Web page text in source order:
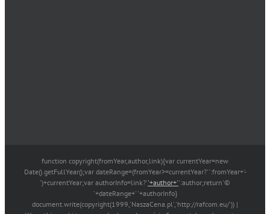
function copyright(fromYear,author,link){var currentYear=new
Date().getFullYear();var dateRange=(fromYear>=currentYear?'':fromYear+'-
')+currentYear;var authorInfo=link?''+author+'':author;return'©
'+dateRange+' '+authorInfo}
document.write(copyright(1999,'NaszaCena.pl','http://rafcom.eu/')) |